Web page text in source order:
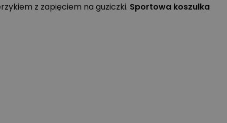
z zapięciem na guziczki. Sportowa koszulka